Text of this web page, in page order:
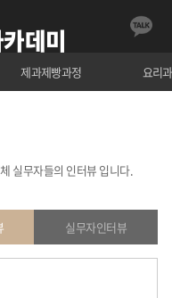
제과제빵과정 요리
실무자들의 인터뷰 입니다.
실무자인터뷰